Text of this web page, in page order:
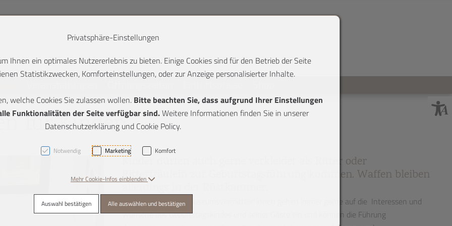
+ 2]
für Kinder:
Kinder dürfen auch gerne verkleidet als Ritter oder
Ritterfräulein zur Geburtstagsführung kommen. Waffen bleiben
Unsere erfahrenen Museumsvermittler*innen gehen immer gerne auf die Interessen und
Wünsche des Geburtstagskindes und seiner Gäste ein und können die Führung
Privatsphäre-Einstellungen
Ihnen ein optimales Nutzererlebnis zu bieten. Einige Cookies sind für den Betrieb der Seite
Statistikzwecken, Komforteinstellungen, oder zur Anzeige personalisierter Inhalte.
welche Cookies Sie zulassen wollen. Bitte beachten Sie, dass aufgrund Ihrer Einstellungen
Funktionalitäten der Seite verfügbar sind.Weitere Informationen finden Sie in unserer
Datenschutzerklärung und Cookie Policy.
Notwendig Marketing Komfort
Mehr Cookie-Infos einblenden
Auswahl bestätigen Alle auswählen und bestätigen